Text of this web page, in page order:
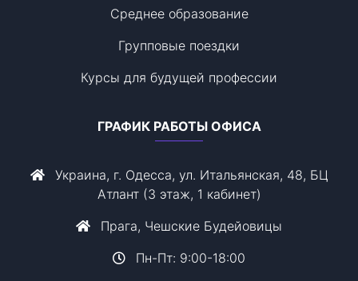
Среднее образование
Групповые поездки
Курсы для будущей профессии
ГРАФИК РАБОТЫ ОФИСА
Украина, г. Одесса, ул. Итальянская, 48, БЦ
Атлант (3 этаж, 1 кабинет)
Прага, Чешские Будейовицы
Пн-Пт: 9:00-18:00